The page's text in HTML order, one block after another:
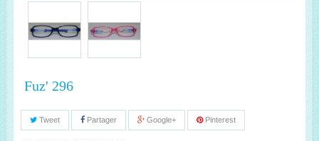
Fuz' 296
Tweet Partager Google+ Pinterest